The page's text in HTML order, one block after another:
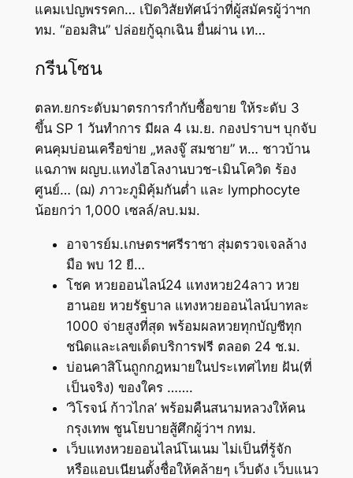
แคมเปญพรรคก… เปิดวิสัยทัศน์ว่าที่ผู้สมัครผู้ว่าฯก
ทม. “ออมสิน” ปล่อยกู้ฉุกเฉิน ยื่นผ่าน เท…
กรีนโซน
ตลท.ยกระดับมาตรการกำกับซื้อขาย ให้ระดับ 3
ขึ้น SP 1 วันทำการ มีผล 4 เม.ย. กองปราบฯ บุกจับ
คนคุมบ่อนเครือข่าย „หลงจู๊ สมชาย” ห… ชาวบ้าน
แฉภาพ ผญบ.แทงไฮโลงานบวช-เมินโควิด ร้อง
ศูนย์… (ฌ) ภาวะภูมิคุ้มกันต่ำ และ lymphocyte
น้อยกว่า 1,000 เซลล์/ลบ.มม.
อาจารย์ม.เกษตรฯศรีราชา สุ่มตรวจเจลล้าง
มือ พบ 12 ยี…
โชค หวยออนไลน์24 แทงหวย24ลาว หวย
ฮานอย หวยรัฐบาล แทงหวยออนไลน์บาทละ
1000 จ่ายสูงที่สุด พร้อมผลหวยทุกบัญชีทุก
ชนิดและเลขเด็ดบริการฟรี ตลอด 24 ช.ม.
บ่อนคาสิโนถูกกฎหมายในประเทศไทย ฝัน(ที่
เป็นจริง) ของใคร …….
‘วิโรจน์ ก้าวไกล’ พร้อมคืนสนามหลวงให้คน
กรุงเทพ ชูนโยบายสู้ศึกผู้ว่าฯ กทม.
เว็บแทงหวยออนไลน์โนเนม ไม่เป็นที่รู้จัก
หรือแอบเนียนตั้งชื่อให้คล้ายๆ เว็บดัง เว็บแนว